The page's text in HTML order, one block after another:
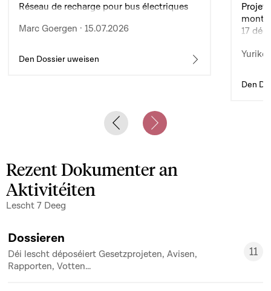
Réseau de recharge pour bus électriques
Marc Goergen · 15.07.2026
Den Dossier uweisen
Projet
17
Yuriko
Den
Previous slideNext slide
Rezent Dokumenter an
Aktivitéiten
Lescht 7 Deeg
Dossieren
Déi lescht déposéiert Gesetzprojeten, Avisen,
Rapporten, Votten...
11
11